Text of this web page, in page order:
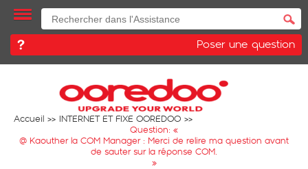
Poser une question
Accueil
INTERNET ET FIXE OOREDOO
Question: «
@ Kaouther la COM Manager : Merci de relire ma question avant
de sauter sur la réponse COM.
»